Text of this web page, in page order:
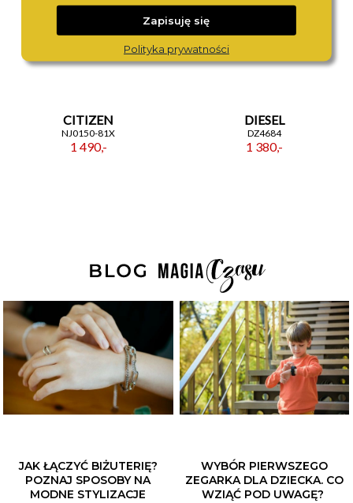
CITIZEN
NJ0150-81X
1 490,-
DIESEL
DZ4684
1 380,-
JAK ŁĄCZYĆ BIŻUTERIĘ?
POZNAJ SPOSOBY NA
MODNE STYLIZACJE
WYBÓR PIERWSZEGO
ZEGARKA DLA DZIECKA. CO
WZIĄĆ POD UWAGĘ?
Zapisuję się
Polityka prywatności